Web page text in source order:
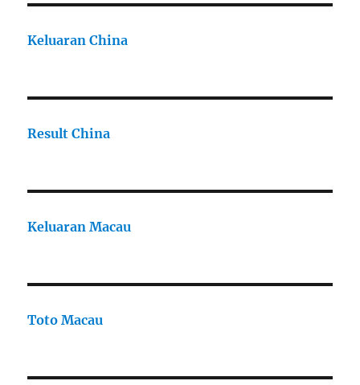
Keluaran China
Result China
Keluaran Macau
Toto Macau